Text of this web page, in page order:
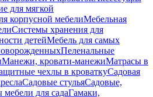
для мягкой
корпусной мебелиМебельная
Системы хранения для
детейМебель для самых
Пеленальные
Манежи, кровати-манежиМатрасы в
чехлы в кроваткуСадовая
Садовые стульяСадовые,
для садаГамаки,